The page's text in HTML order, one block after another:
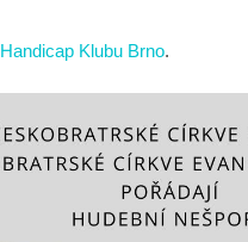
Handicap Klubu Brno.